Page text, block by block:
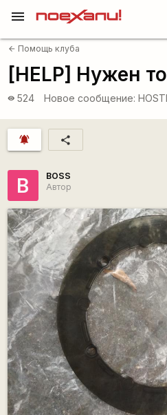
menu
arrow_back Помощь клуба
[HELP] Нужен
visibility 524 Новое сообщение:
notifications_active share
B
BOSS
Автор